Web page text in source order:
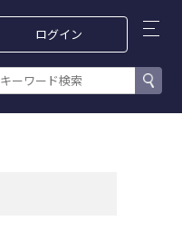
感染症/ワクチン 循環器/呼吸器
ログイン